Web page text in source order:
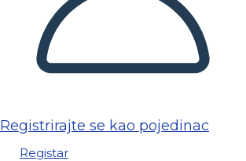
Registrirajte se kao pojedinac
Registar